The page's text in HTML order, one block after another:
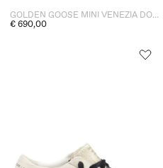
GOLDEN GOOSE MINI VENEZIA DONNA BORSA NERO
€ 690,00